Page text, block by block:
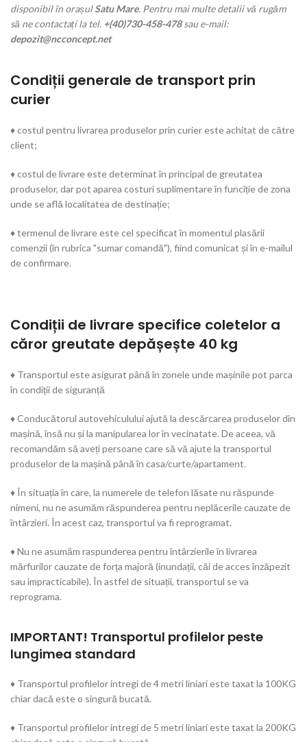
disponibil în orașulSatu Mare. Pentru mai multe detalii vă rugăm
să ne contactați la tel. +(40)730-458-478sau e-mail:
depozit@ncconcept.net
Condiții generale de transport prin
curier
♦ costul pentru livrarea produselor prin curier este achitat de către
client;
♦ costul de livrare este determinat în principal de greutatea
produselor, dar pot aparea costuri suplimentare în funcîție de zona
unde se află localitatea de destinație;
♦ termenul de livrare este cel specificat în momentul plasării
comenzii (în rubrica "sumar comandă"), fiind comunicat și în e-mailul
de confirmare.
Condiții de livrare specifice coletelor a
căror greutate depășește 40 kg
♦ Transportul este asigurat până în zonele unde mașinile pot parca
în condiții de siguranță
♦ Conducătorul autovehiculului ajută la descărcarea produselor din
mașină, însă nu și la manipularea lor în vecinatate. De aceea, vă
recomandăm să aveți persoane care să vă ajute la transportul
produselor de la mașină până în casa/curte/apartament.
♦ În situația în care, la numerele de telefon lăsate nu răspunde
nimeni, nu ne asumăm răspunderea pentru neplăcerile cauzate de
întârzieri. În acest caz, transportul va fi reprogramat.
♦ Nu ne asumăm raspunderea pentru întârzierile în livrarea
mărfurilor cauzate de forța majoră (inundații, căi de acces înzăpezit
sau impracticabile). În astfel de situații, transportul se va
reprograma.
IMPORTANT! Transportul profilelor peste
lungimea standard
♦ Transportul profilelor intregi de 4 metri liniari este taxat la 100KG
chiar dacă este o singură bucată.
♦ Transportul profilelor intregi de 5 metri liniari este taxat la 200KG